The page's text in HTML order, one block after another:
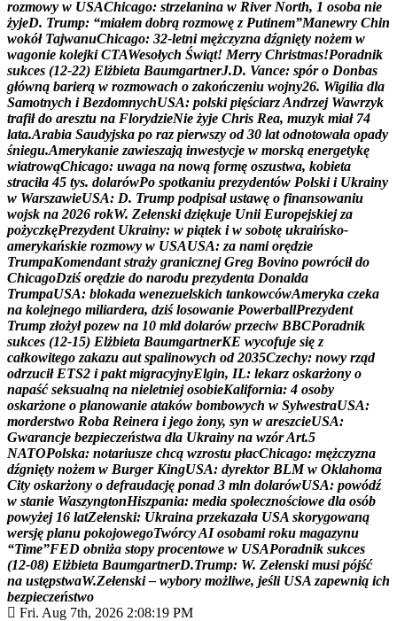
rozmowy w USAChicago: strzelanina w River North, 1 osoba nie
żyjeD. Trump: “miałem dobrą rozmowę z Putinem”Manewry Chin
wokół TajwanuChicago: 32-letni mężczyzna dźgnięty nożem w
wagonie kolejki CTAWesołych Świąt! Merry Christmas!Poradnik
sukces (12-22) Elżbieta BaumgartnerJ.D. Vance: spór o Donbas
główną barierą w rozmowach o zakończeniu wojny26. Wigilia dla
Samotnych i BezdomnychUSA: polski pięściarzAndrzej Wawrzyk
trafił do aresztu na FlorydzieNie żyje Chris Rea, muzyk miał 74
lata.Arabia Saudyjska po raz pierwszy od 30 lat odnotowała opady
śniegu.Amerykanie zawieszają inwestycje w morską energetykę
wiatrowąChicago: uwaga na nową formę oszustwa, kobieta
straciła 45 tys. dolarówPo spotkaniu prezydentów Polski i Ukrainy
w WarszawieUSA: D. Trump podpisał ustawę o finansowaniu
wojsk na 2026 rokW. Zełenski dziękuje Unii Europejskiej za
pożyczkęPrezydent Ukrainy: w piątek i w sobotę ukraińsko-
amerykańskie rozmowy w USAUSA: za nami orędzie
TrumpaKomendant straży granicznej Greg Bovino powrócił do
ChicagoDziś orędzie do narodu prezydenta Donalda
TrumpaUSA: blokada wenezuelskich tankowcówAmeryka czeka
na kolejnego miliardera, dziś losowanie PowerballPrezydent
Trump złożył pozew na 10 mld dolarów przeciw BBCPoradnik
sukces (12-15) Elżbieta BaumgartnerKE wycofuje się z
całkowitego zakazu aut spalinowych od 2035Czechy: nowy rząd
odrzucił ETS2 i pakt migracyjnyElgin, IL: lekarz oskarżony o
napaść seksualną na nieletniej osobieKalifornia: 4 osoby
oskarżone o planowanie ataków bombowych w SylwestraUSA:
morderstwo Roba Reinera i jego żony, syn w areszcieUSA:
Gwarancje bezpieczeństwa dla Ukrainy na wzórArt.5
NATOPolska: notariusze chcą wzrostu płacChicago: mężczyzna
dźgnięty nożem w Burger KingUSA: dyrektor BLM w Oklahoma
City oskarżony o defraudację ponad 3 mln dolarówUSA: powódź
w stanie WaszyngtonHiszpania: media społecznościowe dla osób
powyżej 16 latZełenski: Ukraina przekazała USA skorygowaną
wersję planu pokojowegoTwórcyAI osobami roku magazynu
“Time”FED obniża stopy procentowe w USAPoradnik sukces
(12-08) Elżbieta BaumgartnerD.Trump: W. Zełenski musi pójść
na ustępstwaW.Zełenski – wybory możliwe, jeśli USA zapewnią ich
bezpieczeństwo
Fri. Aug 7th, 2026 2:08:19 PM